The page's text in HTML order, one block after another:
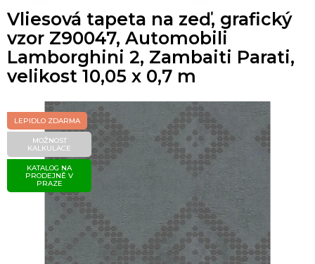
Vliesová tapeta na zeď, grafický
vzor Z90047, Automobili
Lamborghini 2, Zambaiti Parati,
velikost 10,05 x 0,7 m
LEPIDLO ZDARMA
MOŽNOST
KALKULACE
KATALOG NA
PRODEJNĚ V
PRAZE